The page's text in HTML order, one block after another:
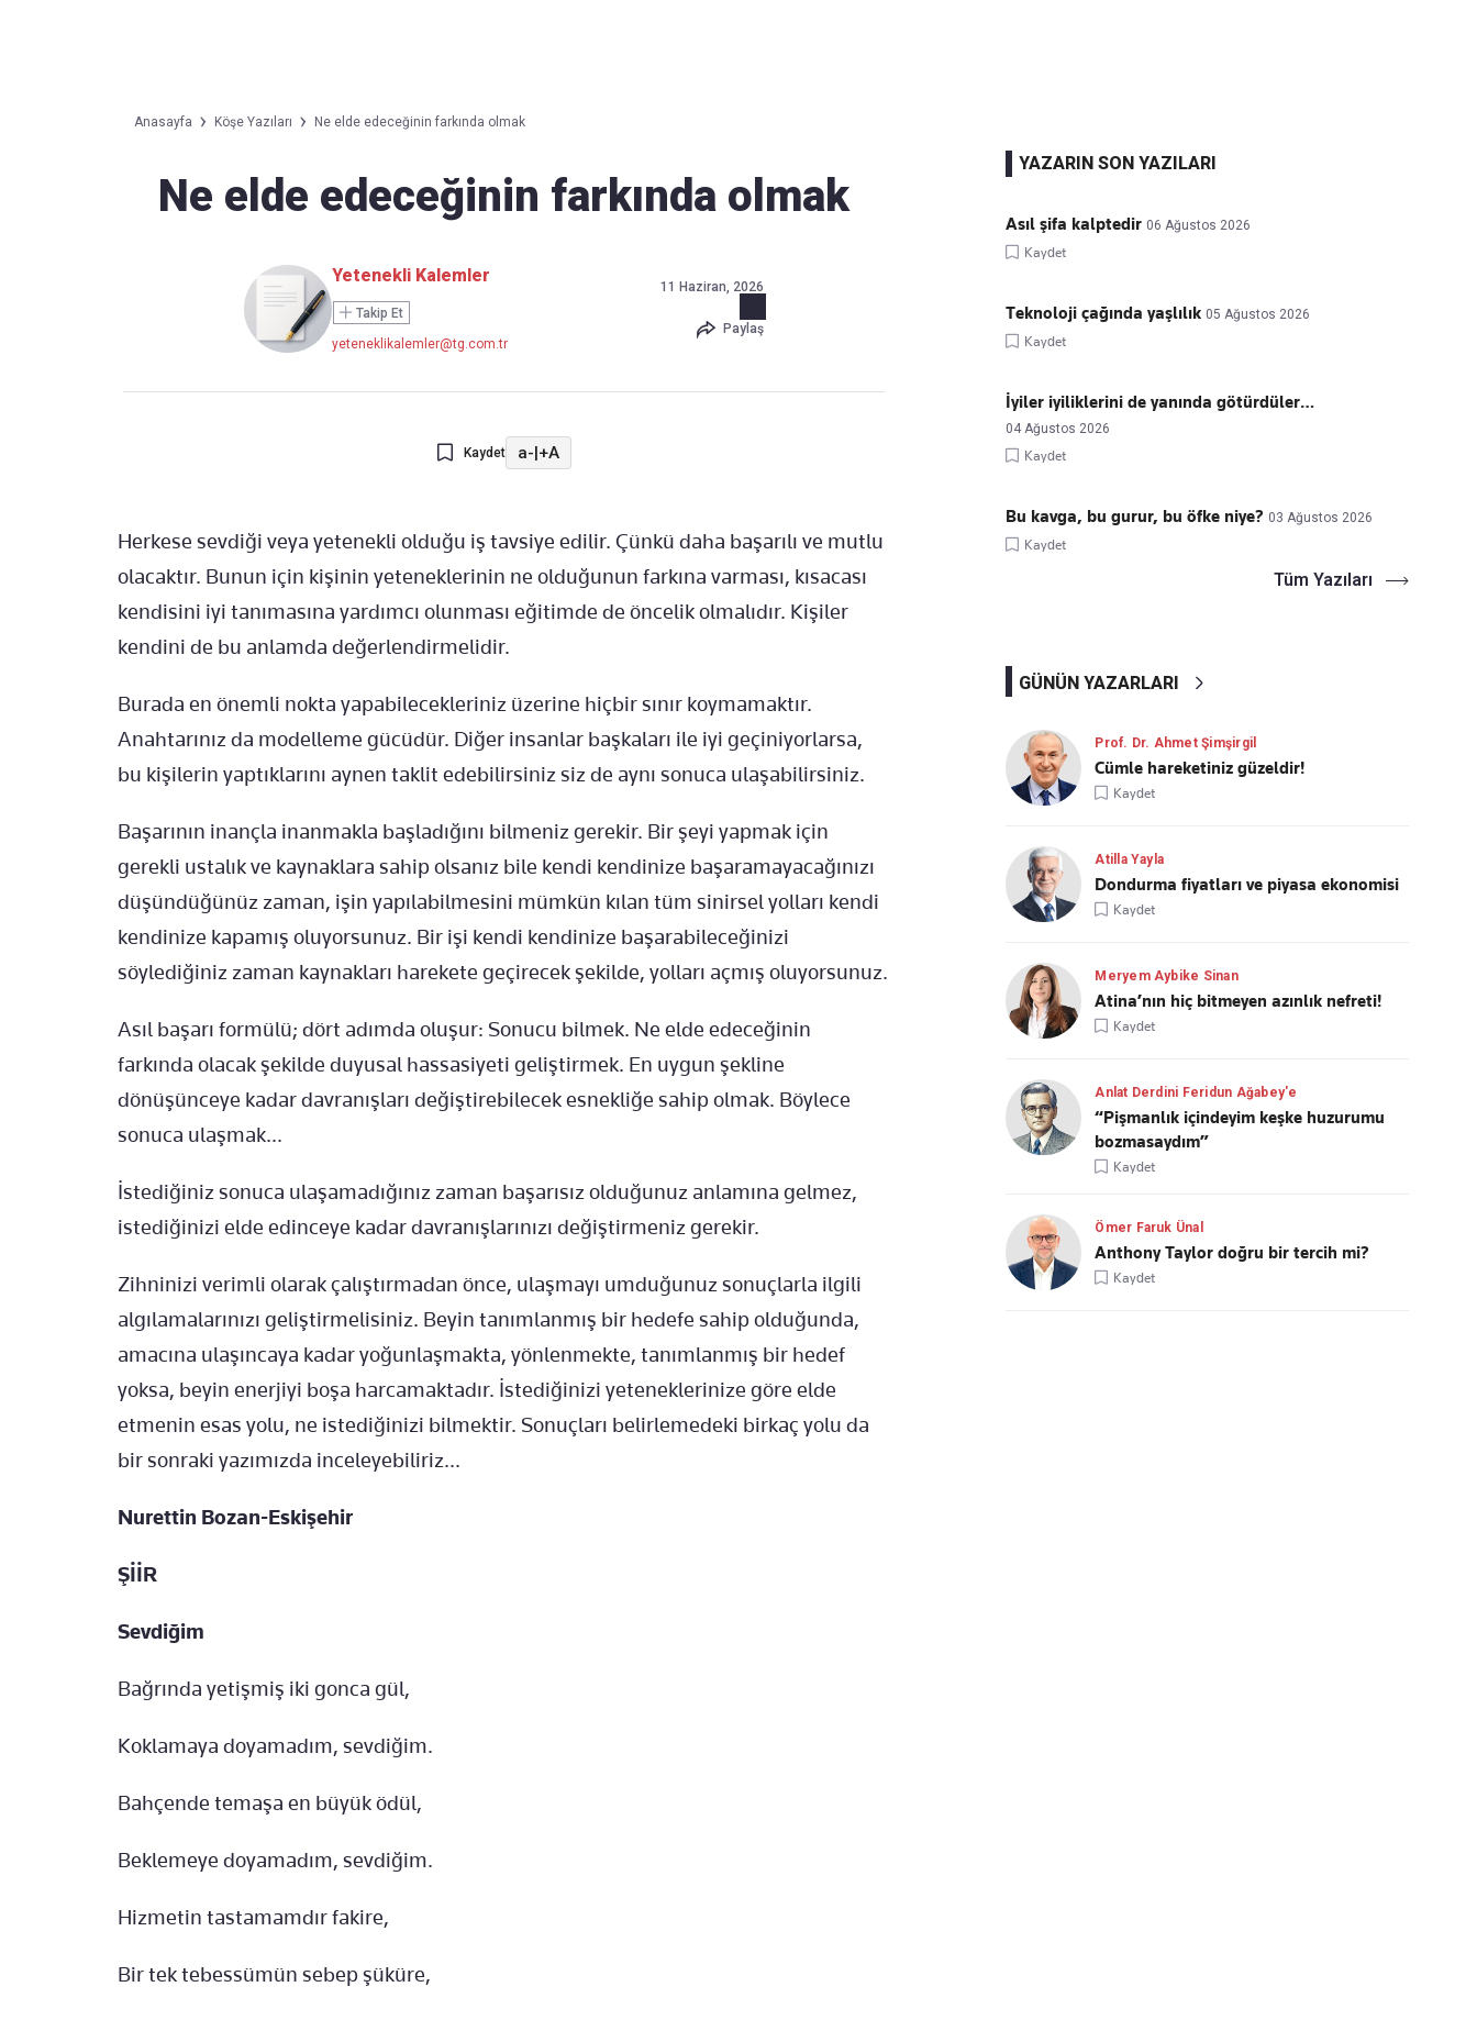
Anasayfa Köşe Yazıları Ne elde edeceğinin farkında olmak
Ne elde edeceğinin farkında olmak
Yetenekli Kalemler
Takip Et
yeteneklikalemler@tg.com.tr
11 Haziran, 2026
Paylaş
Kaydet a-|+A
Herkese sevdiği veya yetenekli olduğu iş tavsiye edilir. Çünkü daha başarılı ve mutlu
olacaktır. Bunun için kişinin yeteneklerinin ne olduğunun farkına varması, kısacası
kendisini iyi tanımasına yardımcı olunması eğitimde de öncelik olmalıdır. Kişiler
kendini de bu anlamda değerlendirmelidir.
Burada en önemli nokta yapabilecekleriniz üzerine hiçbir sınır koymamaktır.
Anahtarınız da modelleme gücüdür. Diğer insanlar başkaları ile iyi geçiniyorlarsa,
bu kişilerin yaptıklarını aynen taklit edebilirsiniz siz de aynı sonuca ulaşabilirsiniz.
Başarının inançla inanmakla başladığını bilmeniz gerekir. Bir şeyi yapmak için
gerekli ustalık ve kaynaklara sahip olsanız bile kendi kendinize başaramayacağınızı
düşündüğünüz zaman, işin yapılabilmesini mümkün kılan tüm sinirsel yolları kendi
kendinize kapamış oluyorsunuz. Bir işi kendi kendinize başarabileceğinizi
söylediğiniz zaman kaynakları harekete geçirecek şekilde, yolları açmış oluyorsunuz.
Asıl başarı formülü; dört adımda oluşur: Sonucu bilmek. Ne elde edeceğinin
farkında olacak şekilde duyusal hassasiyeti geliştirmek. En uygun şekline
dönüşünceye kadar davranışları değiştirebilecek esnekliğe sahip olmak. Böylece
sonuca ulaşmak...
İstediğiniz sonuca ulaşamadığınız zaman başarısız olduğunuz anlamına gelmez,
istediğinizi elde edinceye kadar davranışlarınızı değiştirmeniz gerekir.
Zihninizi verimli olarak çalıştırmadan önce, ulaşmayı umduğunuz sonuçlarla ilgili
algılamalarınızı geliştirmelisiniz. Beyin tanımlanmış bir hedefe sahip olduğunda,
amacına ulaşıncaya kadar yoğunlaşmakta, yönlenmekte, tanımlanmış bir hedef
yoksa, beyin enerjiyi boşa harcamaktadır. İstediğinizi yeteneklerinize göre elde
etmenin esas yolu, ne istediğinizi bilmektir. Sonuçları belirlemedeki birkaç yolu da
bir sonraki yazımızda inceleyebiliriz...
Nurettin Bozan-Eskişehir
ŞİİR
Sevdiğim
Bağrında yetişmiş iki gonca gül,
Koklamaya doyamadım, sevdiğim.
Bahçende temaşa en büyük ödül,
Beklemeye doyamadım, sevdiğim.
Hizmetin tastamamdır fakire,
Bir tek tebessümün sebep şüküre,
YAZARIN SON YAZILARI
Asıl şifa kalptedir 06 Ağustos 2026
Kaydet
Teknoloji çağında yaşlılık 05 Ağustos 2026
Kaydet
İyiler iyiliklerini de yanında götürdüler…
04 Ağustos 2026
Kaydet
Bu kavga, bu gurur, bu öfke niye? 03 Ağustos 2026
Kaydet
Tüm Yazıları
GÜNÜN YAZARLARI
Prof. Dr. Ahmet Şimşirgil
Cümle hareketiniz güzeldir!
Kaydet
Atilla Yayla
Dondurma fiyatları ve piyasa ekonomisi
Kaydet
Meryem Aybike Sinan
Atina’nın hiç bitmeyen azınlık nefreti!
Kaydet
Anlat Derdini Feridun Ağabey'e
“Pişmanlık içindeyim keşke huzurumu
bozmasaydım”
Kaydet
Ömer Faruk Ünal
Anthony Taylor doğru bir tercih mi?
Kaydet